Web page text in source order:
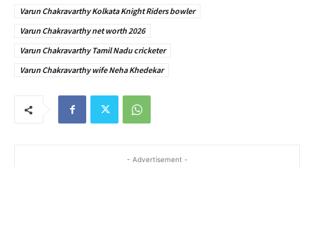
Varun Chakravarthy Kolkata Knight Riders bowler
Varun Chakravarthy net worth 2026
Varun Chakravarthy Tamil Nadu cricketer
Varun Chakravarthy wife Neha Khedekar
- Advertisement -